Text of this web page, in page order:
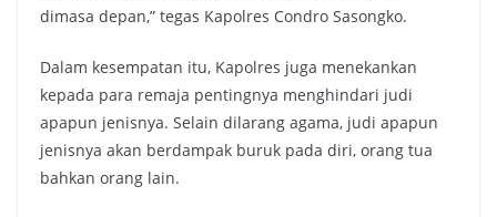
dimasa depan,” tegas Kapolres Condro Sasongko.
Dalam kesempatan itu, Kapolres juga menekankan
kepada para remaja pentingnya menghindari judi
apapun jenisnya. Selain dilarang agama, judi apapun
jenisnya akan berdampak buruk pada diri, orang tua
bahkan orang lain.